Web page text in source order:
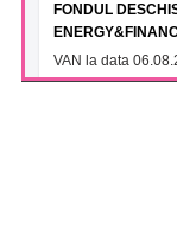
FONDUL
VAN la data